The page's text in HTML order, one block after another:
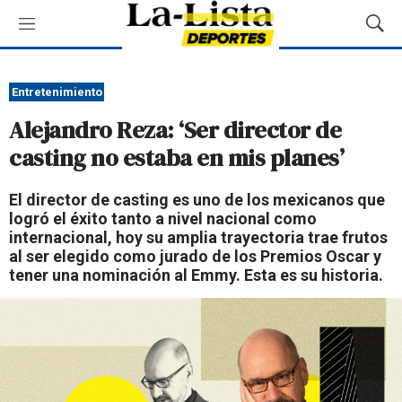
M
e
ú
M
o
s
u
e
d
a
Entretenimiento
Alejandro Reza: ‘Ser director de
casting no estaba en mis planes’
El director de casting es uno de los mexicanos que
logró el éxito tanto a nivel nacional como
internacional, hoy su amplia trayectoria trae frutos
al ser elegido como jurado de los Premios Oscar y
tener una nominación al Emmy. Esta es su historia.